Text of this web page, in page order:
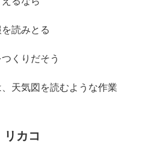
読みとる
くりだそう
天気図を読むような作業
リカコ